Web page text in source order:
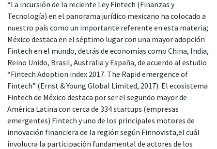
“La incursión de la reciente Ley Fintech (Finanzas y
Tecnología) en el panorama jurídico mexicano ha colocado a
nuestro país como un importante referente en esta materia;
México destaca en el séptimo lugar con una mayor adopción
Fintech en el mundo, detrás de economías como China, India,
Reino Unido, Brasil, Australia y España, de acuerdo al estudio
“Fintech Adoption index 2017. The Rapid emergence of
Fintech” (Ernst & Young Global Limited, 2017). El ecosistema
Fintech de México destaca por ser el segundo mayor de
América Latina con cerca de 334 startups (empresas
emergentes) Fintech y uno de los principales motores de
innovación financiera de la región según Finnovista,el cuál
involucra la participación fundamental de actores de los